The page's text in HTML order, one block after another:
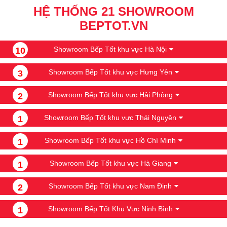
- Công nghệ nấu ăn hiện đại với nhiều tính năng thông
minh, tiện lợi, an toàn giúp bạn vào bếp an nhàn và an tâm.
3. Hướng Dẫn Sử Dụng Bếp Từ EUROSUN
EU-T889G
Hướng dẫn sử dụng cơ bản:
Bước 1:
Kết nối bếp từ với nguồn điện.
Bước 2:
động bếp.
Bước 3:
Chọn công suất nấu. Sử dụng các tính năng tiện
ích như Booster, hẹn giờ nấu, khóa trẻ em nếu cần.
Bước 4: Tắt bếp
Lưu Ý Cần Nhớ
Đọc kỹ hướng dẫn sử dụng kèm theo sản phẩm.
HỆ THỐNG 21 SHOWROOM
BEPTOT.VN
10 Showroom Bếp Tốt khu vực Hà Nội
3 Showroom Bếp Tốt khu vực Hưng Yên
2 Showroom Bếp Tốt khu vực Hải Phòng
1 Showroom Bếp Tốt khu vực Thái Nguyên
1 Showroom Bếp Tốt khu vực Hồ Chí Minh
1 Showroom Bếp Tốt khu vực Hà Giang
2 Showroom Bếp Tốt khu vực Nam Định
1 Showroom Bếp Tốt Khu Vực Ninh Bình